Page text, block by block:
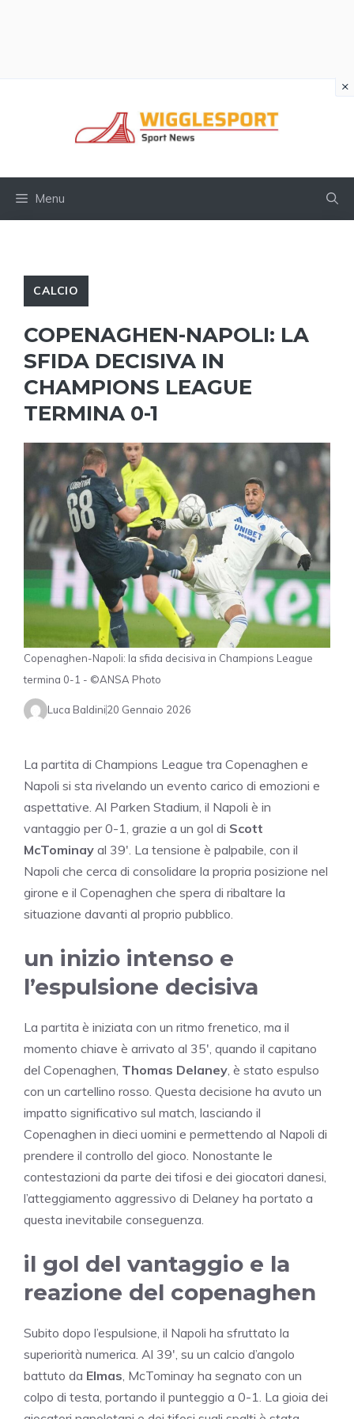
Menu
CALCIO
COPENAGHEN-NAPOLI: LA
SFIDA DECISIVA IN
CHAMPIONS LEAGUE
TERMINA 0-1
Copenaghen-Napoli: la sfida decisiva in Champions League
termina 0-1 - ©ANSA Photo
Luca Baldini20 Gennaio 2026
La partita di Champions League tra Copenaghen e
Napoli si sta rivelando un evento carico di emozioni e
aspettative. Al Parken Stadium, il Napoli è in
vantaggio per 0-1, grazie a un gol di Scott
McTominay al 39′. La tensione è palpabile, con il
Napoli che cerca di consolidare la propria posizione nel
girone e il Copenaghen che spera di ribaltare la
situazione davanti al proprio pubblico.
un inizio intenso e
l’espulsione decisiva
La partita è iniziata con un ritmo frenetico, ma il
momento chiave è arrivato al 35′, quando il capitano
del Copenaghen, Thomas Delaney , è stato espulso
con un cartellino rosso. Questa decisione ha avuto un
impatto significativo sul match, lasciando il
Copenaghen in dieci uomini e permettendo al Napoli di
prendere il controllo del gioco. Nonostante le
contestazioni da parte dei tifosi e dei giocatori danesi,
l’atteggiamento aggressivo di Delaney ha portato a
questa inevitabile conseguenza.
il gol del vantaggio e la
reazione del copenaghen
Subito dopo l’espulsione, il Napoli ha sfruttato la
superiorità numerica. Al 39′, su un calcio d’angolo
battuto da Elmas , McTominay ha segnato con un
colpo di testa, portando il punteggio a 0-1. La gioia dei
×